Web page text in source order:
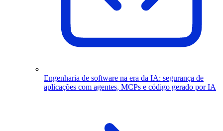
Engenharia de software na era da IA: segurança de
aplicações com agentes, MCPs e código gerado por IA